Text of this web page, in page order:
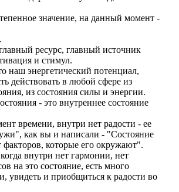
значение, на данный момент -
ресурс, главный источник
и стимул.
наш энергетический потенциал,
действовать в любой сфере из
из состояния силы и энергии.
- это внутреннее состояние
времени, внутри нет радости - ее
как вы и написали - "Состояние
факторов, которые его окружают".
внутри нет гармонии, нет
на это состояние, есть много
увидеть и приобщиться к радости во